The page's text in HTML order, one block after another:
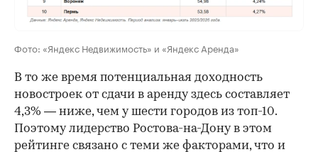
Фото: «Яндекс Недвижимость» и «Яндекс Аренда»
В то же время потенциальная доходность
новостроек от сдачи в аренду здесь составляет
4,3% — ниже, чем у шести городов из топ-10.
Поэтому лидерство Ростова-на-Дону в этом
рейтинге связано с теми же факторами, что и